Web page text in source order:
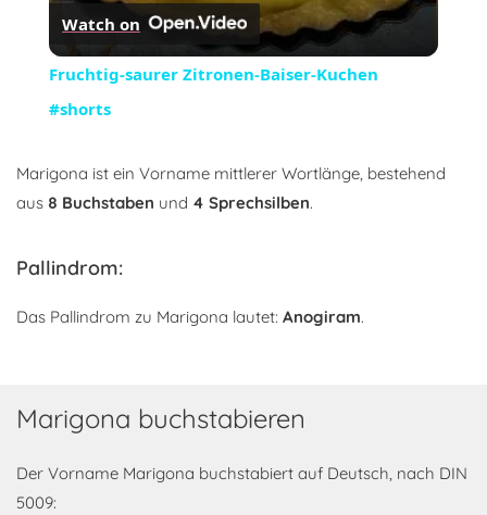
Watch on
Fruchtig-saurer Zitronen-Baiser-Kuchen
#shorts
Marigona ist ein Vorname mittlerer Wortlänge, bestehend
aus 8 Buchstaben und 4 Sprechsilben.
Pallindrom:
Das Pallindrom zu Marigona lautet: Anogiram.
Marigona buchstabieren
Der Vorname Marigona buchstabiert auf Deutsch, nach DIN
5009: